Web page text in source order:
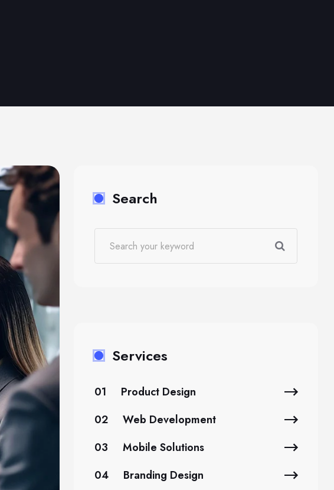
Search
Services
01
Product Design
02
Web Development
03
Mobile Solutions
04
Branding Design